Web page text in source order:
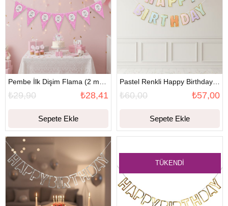
₺28,41
₺29,90
Sepete Ekle
₺57,00
₺60,00
Sepete Ekle
TÜKENDI